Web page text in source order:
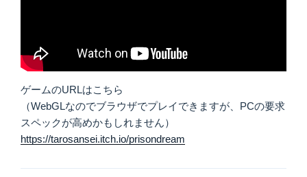
ゲームのURLはこちら
（WebGLなのでブラウザでプレイできますが、PCの要求
スペックが高めかもしれません）
https://tarosansei.itch.io/prisondream